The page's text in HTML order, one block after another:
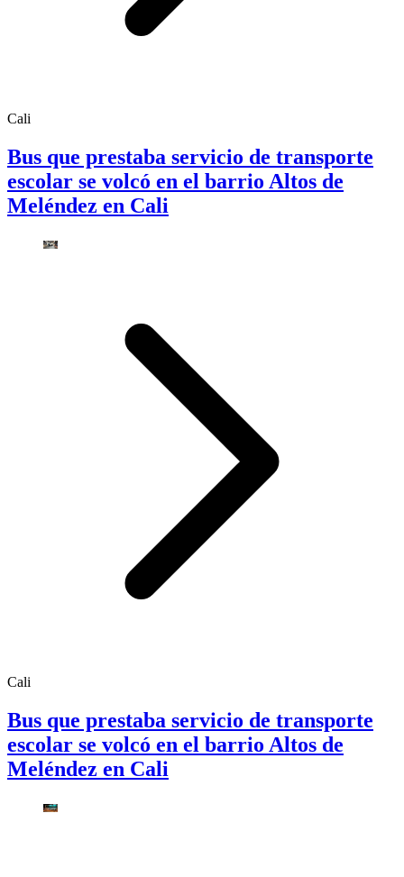
Cali
Bus que prestaba servicio de transporte
escolar se volcó en el barrio Altos de
Meléndez en Cali
Cali
Bus que prestaba servicio de transporte
escolar se volcó en el barrio Altos de
Meléndez en Cali